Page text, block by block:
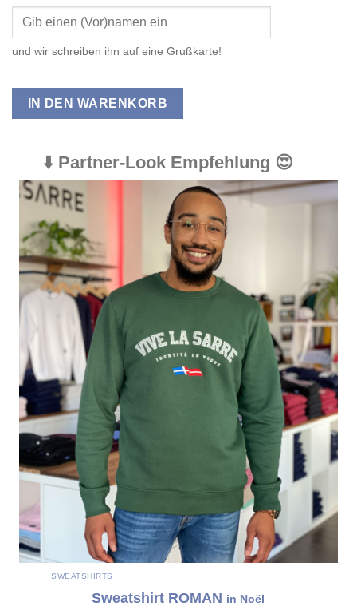
und wir schreiben ihn auf eine Grußkarte!
IN DEN WARENKORB
SWEATSHIRTS
Sweatshirt ROMAN in Noël